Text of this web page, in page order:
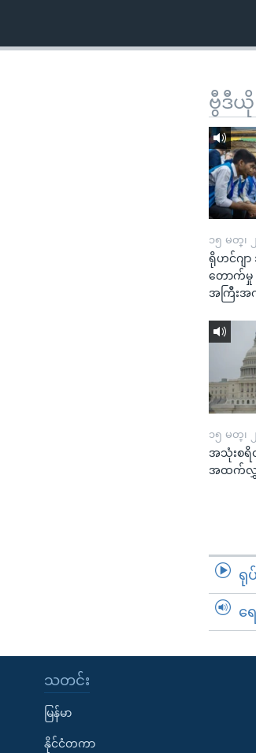
ရန်
ဗွီဒီ
၁၅ မတ္၊
ရိုဟင်ဂျ
တောက်မှု
အကြီးအ
၁၅ မတ္၊
အသုံးစရိ
အထက်လွှ
ရု
ရ
သတင်း
မြန်မာ
နိုင်ငံတကာ